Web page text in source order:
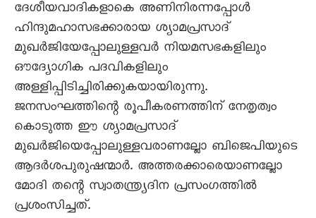
ദേശീയവാദികളാകെ അണിനിരന്നപ്പോൾ
ഹിന്ദുമഹാസഭക്കാരായ ശ്യാമപ്രസാദ്
മുഖർജിയേപ്പോലുള്ളവർ നിയമസഭകളിലും
ഔദ്യോഗിക പദവികളിലും
അള്ളിപ്പിടിച്ചിരിക്കുകയായിരുന്നു.
ജനസംഘത്തിന്റെ രൂപീകരണത്തിന് നേതൃത്വം
കൊടുത്ത ഈ ശ്യാമപ്രസാദ്
മുഖർജിയെപ്പോലുള്ളവരാണല്ലോ ബിജെപിയുടെ
ആദർശപുരുഷന്മാർ. അത്തരക്കാരെയാണല്ലോ
മോദി തന്റെ സ്വാതന്ത്ര്യദിന പ്രസംഗത്തിൽ
പ്രശംസിച്ചത്.